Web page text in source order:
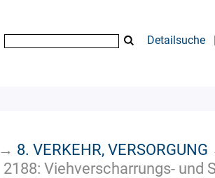
Detailsuche |
→ 8. VERKEHR, VERSORGUNG
2188: Viehverscharrungs- und